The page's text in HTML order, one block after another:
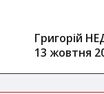
Григорій
13 жовтня